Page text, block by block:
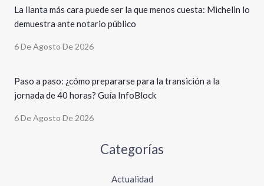
La llanta más cara puede ser la que menos cuesta: Michelin lo
demuestra ante notario público
6 De Agosto De 2026
Paso a paso: ¿cómo prepararse para la transición a la
jornada de 40 horas? Guía InfoBlock
6 De Agosto De 2026
Categorías
Actualidad